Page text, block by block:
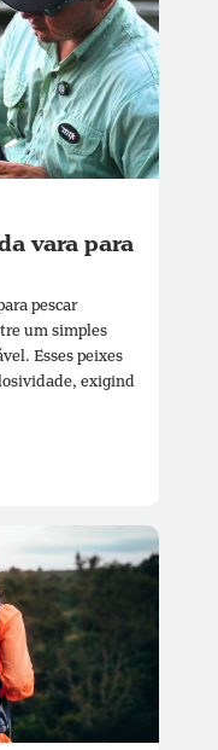
vara para
pescar
um simples
Esses peixes
exigind